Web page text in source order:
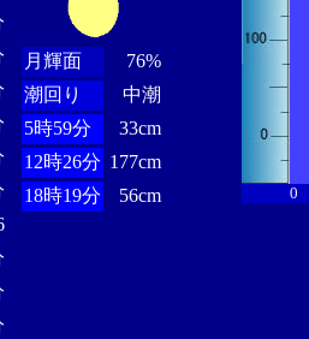
月輝面
76%
潮回り
中潮
5時59分
33cm
12時26分 177cm
18時19分
56cm 0